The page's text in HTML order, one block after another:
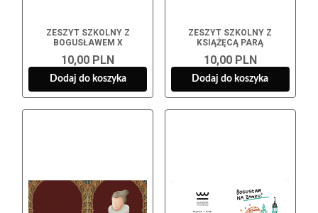
ZESZYT SZKOLNY Z
BOGUSŁAWEM X
10,00 PLN
Dodaj do koszyka
ZESZYT SZKOLNY Z
KSIĄŻĘCĄ PARĄ
10,00 PLN
Dodaj do koszyka